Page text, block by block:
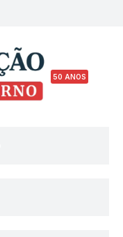
50 ANOS